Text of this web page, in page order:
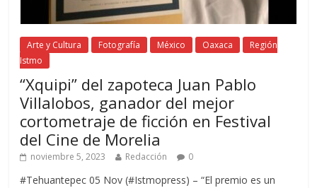
Arte y Cultura Fotografía México Oaxaca
Región
Istmo
“Xquipi” del zapoteca Juan Pablo
Villalobos, ganador del mejor
cortometraje de ficción en Festival
del Cine de Morelia
noviembre 5, 2023 Redacción 0
#Tehuantepec 05 Nov (#Istmopress) – “El premio es un